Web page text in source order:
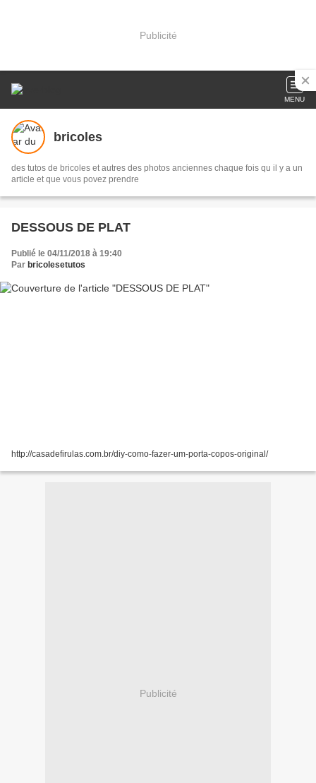
Publicité
MENU
bricoles
des tutos de bricoles et autres des photos anciennes chaque fois qu il y a un
article et que vous povez prendre
DESSOUS DE PLAT
Publié le 04/11/2018 à 19:40
Par bricolesetutos
http://casadefirulas.com.br/diy-como-fazer-um-porta-copos-original/
Publicité